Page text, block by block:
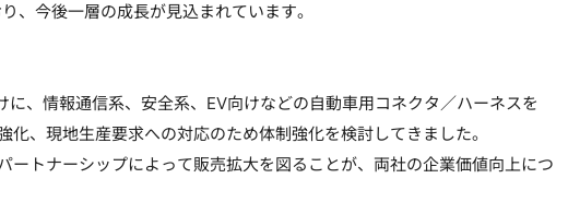
、今後一層の成長が見込まれています。
、情報通信系、安全系、EV向けなどの自動車用コネクタ／ハーネスを
、現地生産要求への対応のため体制強化を検討してきました。
トナーシップによって販売拡大を図ることが、両社の企業価値向上につ